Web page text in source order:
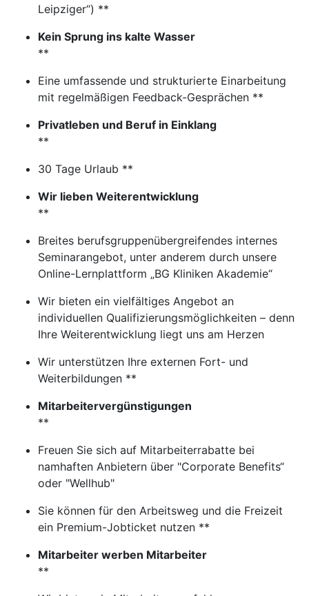
Leipziger“) **
Kein Sprung ins kalte Wasser
**
Eine umfassende und strukturierte Einarbeitung
mit regelmäßigen Feedback-Gesprächen **
Privatleben und Beruf in Einklang
**
30 Tage Urlaub **
Wir lieben Weiterentwicklung
**
Breites berufsgruppenübergreifendes internes
Seminarangebot, unter anderem durch unsere
Online-Lernplattform „BG Kliniken Akademie“
Wir bieten ein vielfältiges Angebot an
individuellen Qualifizierungsmöglichkeiten – denn
Ihre Weiterentwicklung liegt uns am Herzen
Wir unterstützen Ihre externen Fort- und
Weiterbildungen **
Mitarbeitervergünstigungen
**
Freuen Sie sich auf Mitarbeiterrabatte bei
namhaften Anbietern über "Corporate Benefits“
oder "Wellhub"
Sie können für den Arbeitsweg und die Freizeit
ein Premium-Jobticket nutzen **
Mitarbeiter werben Mitarbeiter
**